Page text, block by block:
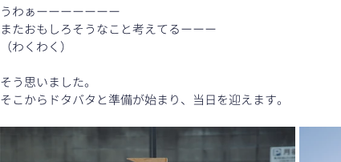
うわぁーーーーーーー
またおもしろそうなこと考えてるーーー
（わくわく）
そう思いました。
そこからドタバタと準備が始まり、当日を迎えます。